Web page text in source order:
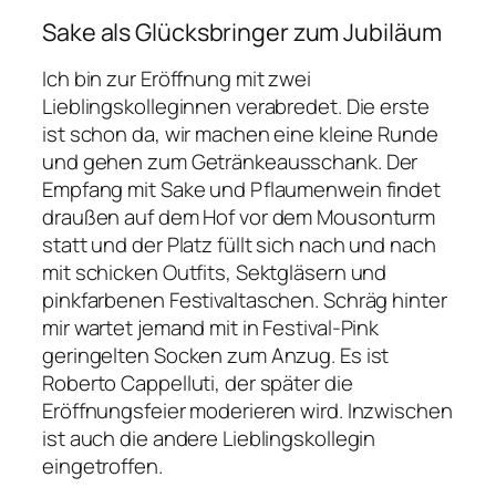
Sake als Glücksbringer zum Jubiläum
Ich bin zur Eröffnung mit zwei
Lieblingskolleginnen verabredet. Die erste
ist schon da, wir machen eine kleine Runde
und gehen zum Getränkeausschank. Der
Empfang mit Sake und Pflaumenwein findet
draußen auf dem Hof vor dem Mousonturm
statt und der Platz füllt sich nach und nach
mit schicken Outfits, Sektgläsern und
pinkfarbenen Festivaltaschen. Schräg hinter
mir wartet jemand mit in Festival-Pink
geringelten Socken zum Anzug. Es ist
Roberto Cappelluti, der später die
Eröffnungsfeier moderieren wird. Inzwischen
ist auch die andere Lieblingskollegin
eingetroffen.